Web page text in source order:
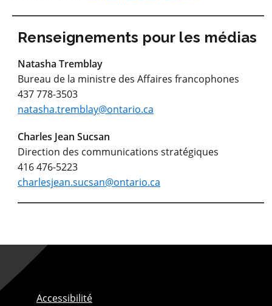
Renseignements pour les médias
Natasha Tremblay
Bureau de la ministre des Affaires francophones
437 778-3503
natasha.tremblay@ontario.ca
Charles Jean Sucsan
Direction des communications stratégiques
416 476-5223
charlesjean.sucsan@ontario.ca
Accessibilité